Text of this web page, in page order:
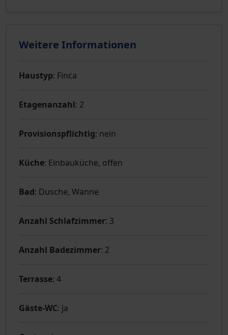
Weitere Informationen
Haustyp: Finca
Etagenanzahl: 2
Provisionspflichtig: nein
Küche: Einbauküche, offen
Bad: Dusche, Wanne
Anzahl Schlafzimmer: 3
Anzahl Badezimmer: 2
Terrasse: 4
Gäste-WC: ja